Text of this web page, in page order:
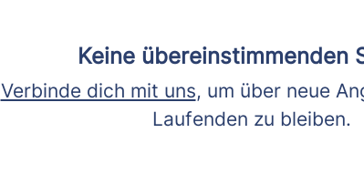
Keine übereinstimmenden
Verbinde dich mit uns, um über neue
Laufenden zu bleiben.